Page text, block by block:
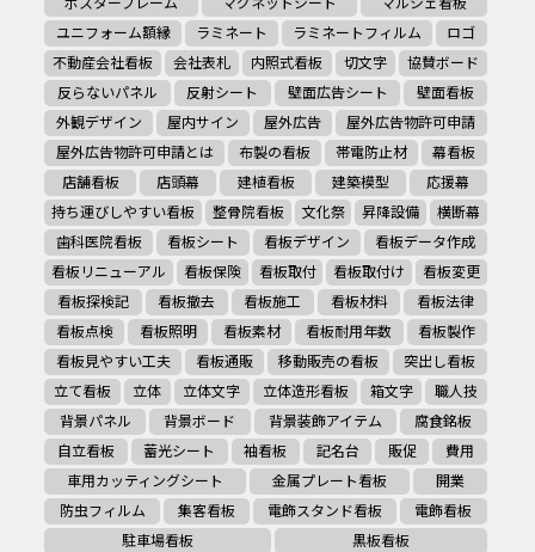
ユニフォーム額縁
ラミネート ラミネートフィルム
ロゴ
不動産会社看板
会社表札 内照式看板 切文字
協賛ボード
反らないパネル
反射シート 壁面広告シート
壁面看板
外観デザイン
屋内サイン 屋外広告
屋外広告物許可申請
屋外広告物許可申請とは
布製の看板 帯電防止材
幕看板
店舗看板
店頭幕 建植看板 建築模型
応援幕
持ち運びしやすい看板
整骨院看板 文化祭 昇降設備
横断幕
歯科医院看板
看板シート 看板デザイン
看板データ作成
看板リニューアル
看板保険 看板取付 看板取付け
看板変更
看板探検記
看板撤去 看板施工 看板材料
看板法律
看板点検
看板照明 看板素材 看板耐用年数
看板製作
看板見やすい工夫
看板通販 移動販売の看板
突出し看板
立て看板
立体 立体文字 立体造形看板 箱文字
職人技
背景パネル
背景ボード 背景装飾アイテム
腐食銘板
自立看板
蓄光シート 袖看板 記名台 販促
費用
車用カッティングシート
金属プレート看板
開業
防虫フィルム
集客看板 電飾スタンド看板
電飾看板
駐車場看板
黒板看板